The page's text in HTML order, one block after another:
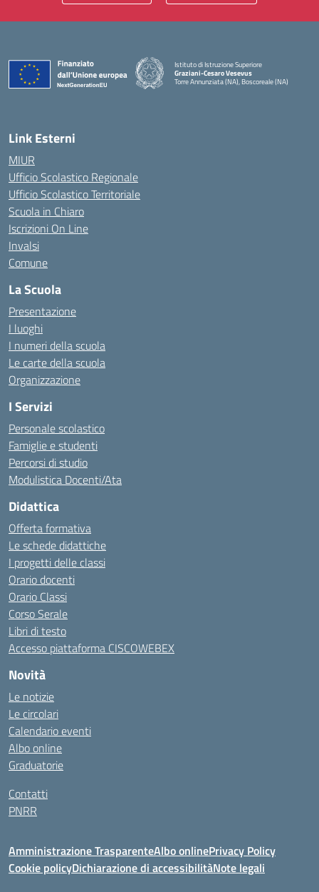
Istituto di Istruzione Superiore
Graziani-Cesaro Vesevus
Torre Annunziata (NA), Boscoreale (NA)
Link Esterni
MIUR
Ufficio Scolastico Regionale
Ufficio Scolastico Territoriale
Scuola in Chiaro
Iscrizioni On Line
Invalsi
Comune
La Scuola
Presentazione
I luoghi
I numeri della scuola
Le carte della scuola
Organizzazione
I Servizi
Personale scolastico
Famiglie e studenti
Percorsi di studio
Modulistica Docenti/Ata
Didattica
Offerta formativa
Le schede didattiche
I progetti delle classi
Orario docenti
Orario Classi
Corso Serale
Libri di testo
Accesso piattaforma CISCOWEBEX
Novità
Le notizie
Le circolari
Calendario eventi
Albo online
Graduatorie
Contatti
PNRR
Amministrazione TrasparenteAlbo onlinePrivacy Policy
Cookie policyDichiarazione di accessibilitàNote legali